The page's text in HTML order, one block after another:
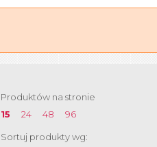
Produktów na stronie
15
24 48 96
Sortuj produkty wg: